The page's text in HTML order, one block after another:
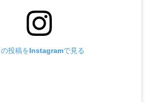
の投稿をInstagramで見る